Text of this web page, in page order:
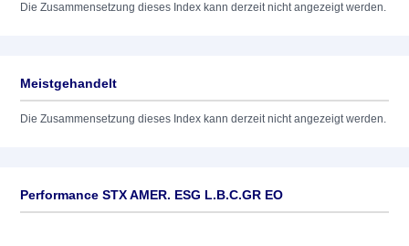
Die Zusammensetzung dieses Index kann derzeit nicht angezeigt werden.
Meistgehandelt
Die Zusammensetzung dieses Index kann derzeit nicht angezeigt werden.
Performance STX AMER. ESG L.B.C.GR EO